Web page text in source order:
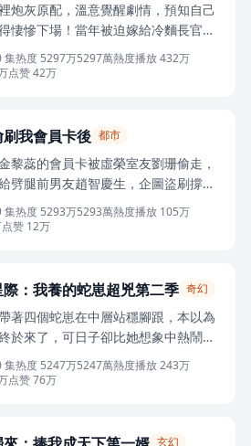
炮灰原配，溫意覺醒劇情，預知自己
悽慘下場！當年被迫嫁給冷麵長官陸
獨自創業逆襲，直奔大院離婚。誰知
光肖晴苛待親生兒子，溫意當場護崽
下解開多年誤會，肖晴自食惡果，夫
赴，一家四口圓滿逆襲！
集热度 5297万5297萬熱度播放 432万
点赞 42万
我會員卡後 都市
黎蕊的會員卡被虛榮室友劉珊偷走，
劈腿前男友趙智慶生，企圖盜刷撐場
反手將卡改為短信驗證，生日宴上劉
證碼無法支付，竟借高利貸強行買
場制服並送進監獄。劉珊走投無路試
架黎蕊，遭嚴詞拒絕，最終因欠貸視
學校開除，徹底自食惡果。
集热度 5293万5293萬熱度播放 105万
点赞 12万
：我養的蛇崽超兇第二季 奇幻
著四個蛇崽在中層站穩腳跟，本以為
於來了，可日子卻比她想象中熱鬧百
得寵愛，四個崽子各懷心思、明爭暗
驕哭笑不得一窩孵出來的，你們到底
中早己死去的燼曜從暗處走出。五個
集热度 5247万5247萬熱度播放 243万
点赞 76万
玄幻